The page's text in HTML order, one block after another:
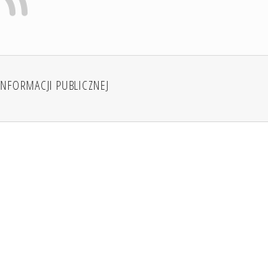
PUBLICZNEJ